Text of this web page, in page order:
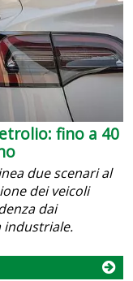
fino a 40
due scenari al
dei veicoli
dai
industriale.